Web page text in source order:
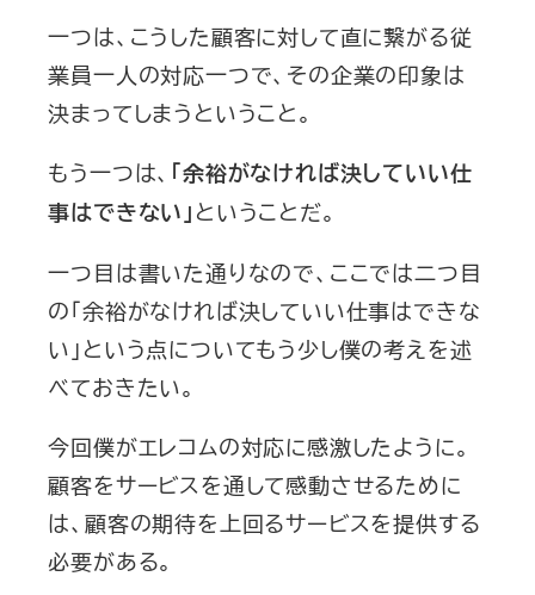
一つは、こうした顧客に対して直に繋がる従
業員一人の対応一つで、その企業の印象は
決まってしまうということ。
もう一つは、 「余裕がなければ決していい仕
事はできない」ということだ。
一つ目は書いた通りなので、ここでは二つ目
の「余裕がなければ決していい仕事はできな
い」という点についてもう少し僕の考えを述
べておきたい。
今回僕がエレコムの対応に感激したように。
顧客をサービスを通して感動させるために
は、顧客の期待を上回るサービスを提供する
必要がある。